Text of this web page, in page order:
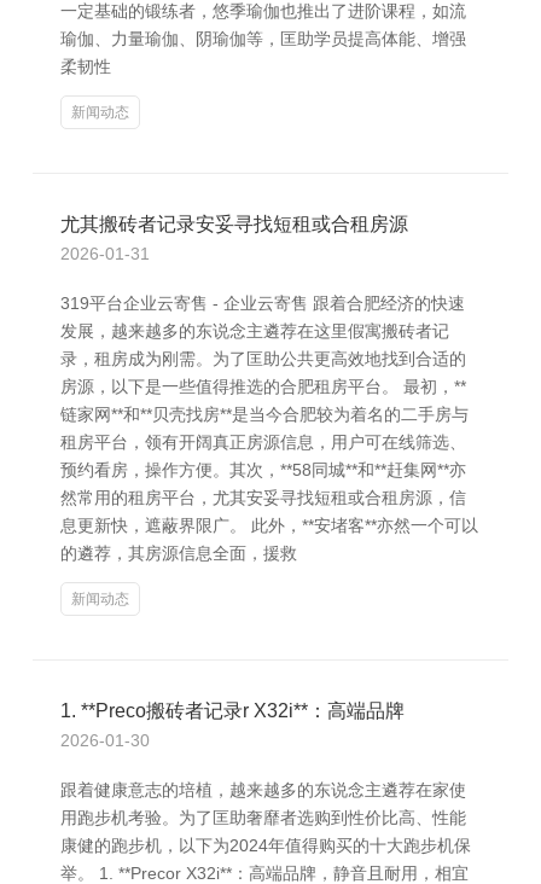
一定基础的锻练者，悠季瑜伽也推出了进阶课程，如流
瑜伽、力量瑜伽、阴瑜伽等，匡助学员提高体能、增强
柔韧性
新闻动态
尤其搬砖者记录安妥寻找短租或合租房源
2026-01-31
319平台企业云寄售 - 企业云寄售 跟着合肥经济的快速
发展，越来越多的东说念主遴荐在这里假寓搬砖者记
录，租房成为刚需。为了匡助公共更高效地找到合适的
房源，以下是一些值得推选的合肥租房平台。 最初，**
链家网**和**贝壳找房**是当今合肥较为着名的二手房与
租房平台，领有开阔真正房源信息，用户可在线筛选、
预约看房，操作方便。其次，**58同城**和**赶集网**亦
然常用的租房平台，尤其安妥寻找短租或合租房源，信
息更新快，遮蔽界限广。 此外，**安堵客**亦然一个可以
的遴荐，其房源信息全面，援救
新闻动态
1. **Preco搬砖者记录r X32i**：高端品牌
2026-01-30
跟着健康意志的培植，越来越多的东说念主遴荐在家使
用跑步机考验。为了匡助奢靡者选购到性价比高、性能
康健的跑步机，以下为2024年值得购买的十大跑步机保
举。 1. **Precor X32i**：高端品牌，静音且耐用，相宜